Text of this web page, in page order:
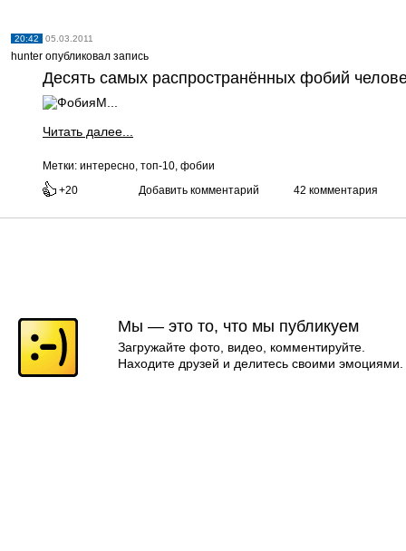
20:42 05.03.2011
hunter опубликовал запись
Десять самых распространённых фобий
М...
Читать далее...
Метки: интересно, топ-10, фобии
+20
Добавить комментарий 42 комментария
Мы — это то, что мы публикуем
Загружайте фото, видео, комментируйте.
Находите друзей и делитесь своими эмоциями.